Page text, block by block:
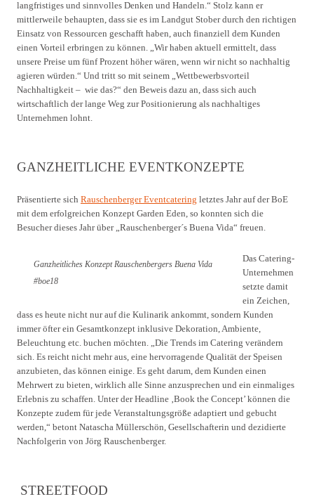
langfristiges und sinnvolles Denken und Handeln.“ Stolz kann er
mittlerweile behaupten, dass sie es im Landgut Stober durch den richtigen
Einsatz von Ressourcen geschafft haben, auch finanziell dem Kunden
einen Vorteil erbringen zu können. „Wir haben aktuell ermittelt, dass
unsere Preise um fünf Prozent höher wären, wenn wir nicht so nachhaltig
agieren würden.“ Und tritt so mit seinem „Wettbewerbsvorteil
Nachhaltigkeit – wie das?“ den Beweis dazu an, dass sich auch
wirtschaftlich der lange Weg zur Positionierung als nachhaltiges
Unternehmen lohnt.
GANZHEITLICHE EVENTKONZEPTE
Präsentierte sich Rauschenberger Eventcatering letztes Jahr auf der BoE
mit dem erfolgreichen Konzept Garden Eden, so konnten sich die
Besucher dieses Jahr über „Rauschenberger´s Buena Vida“ freuen.
Ganzheitliches Konzept Rauschenbergers Buena Vida
#boe18
Das Catering-
Unternehmen
setzte damit
ein Zeichen,
dass es heute nicht nur auf die Kulinarik ankommt, sondern Kunden
immer öfter ein Gesamtkonzept inklusive Dekoration, Ambiente,
Beleuchtung etc. buchen möchten. „Die Trends im Catering verändern
sich. Es reicht nicht mehr aus, eine hervorragende Qualität der Speisen
anzubieten, das können einige. Es geht darum, dem Kunden einen
Mehrwert zu bieten, wirklich alle Sinne anzusprechen und ein einmaliges
Erlebnis zu schaffen. Unter der Headline ‚Book the Concept’ können die
Konzepte zudem für jede Veranstaltungsgröße adaptiert und gebucht
werden,“ betont Natascha Müllerschön, Gesellschafterin und dezidierte
Nachfolgerin von Jörg Rauschenberger.
STREETFOOD